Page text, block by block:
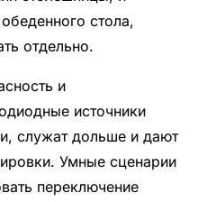
стола,
отдельно.
и
источники
служат дольше и дают
Умные сценарии
переключение